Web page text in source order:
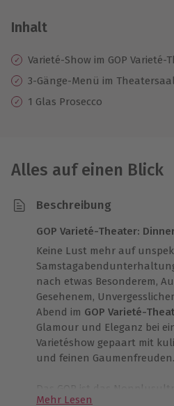
3 Jahre gültig &
Inhalt
Varieté-Show im GOP Varieté-
3-Gänge-Menü im Theatersaal
1 Glas Prosecco
Alles auf einen Blick
Beschreibung
GOP Varieté-Theater:
Keine Lust mehr auf
nach etwas Besonderem,
Gesehenem,
Abend im GOP Varieté-
Glamour und Eleganz bei
Varietéshow gepaart mit
und feinen Gaumenfreuden.
Das GOP ist das
Mehr Lesen